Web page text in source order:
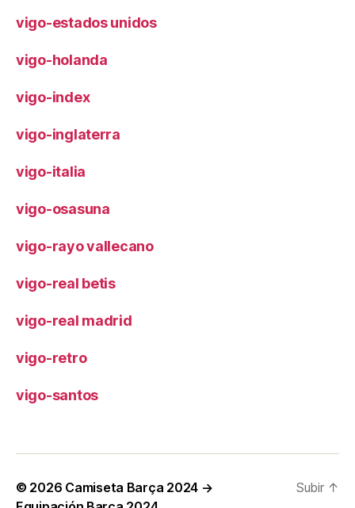
vigo-estados unidos
vigo-holanda
vigo-index
vigo-inglaterra
vigo-italia
vigo-osasuna
vigo-rayo vallecano
vigo-real betis
vigo-real madrid
vigo-retro
vigo-santos
© 2026 Camiseta Barça 2024 →
Subir ↑